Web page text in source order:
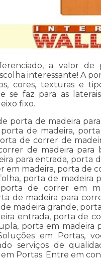
a valor de
interessante! A
cores, texturas e
se faz para as
fixo.
porta de madeira
de madeira,
de correr de
de madeira para
para entrada, porta
em madeira, porta de
porta de madeira
de correr em
de madeira para
madeira grande,
entrada, porta de
porta em madeira
em Portas,
serviços de
Portas. Entre em